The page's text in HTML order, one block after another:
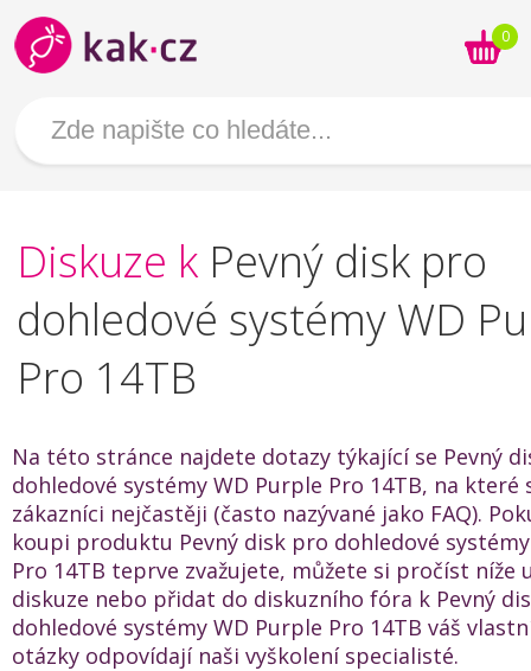
0
Diskuze k Pevný disk pro
dohledové systémy WD
Pro 14TB
Na této stránce najdete dotazy týkající se Pevný
dohledové systémy WD Purple Pro 14TB, na které
zákazníci nejčastěji (často nazývané jako FAQ).
koupi produktu Pevný disk pro dohledové
Pro 14TB teprve zvažujete, můžete si pročíst níže
diskuze nebo přidat do diskuzního fóra k Pevný
dohledové systémy WD Purple Pro 14TB váš
otázky odpovídají naši vyškolení specialisté.